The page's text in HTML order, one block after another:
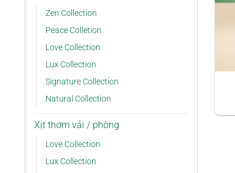
Zen Collection
Peace Colletion
Love Collection
Lux Collection
Signature Collection
Natural Collection
Xịt thơm vải / phòng
Love Collection
Lux Collection